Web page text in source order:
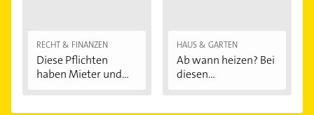
RECHT & FINANZEN
Diese Pflichten
haben Mieter und...
HAUS & GARTEN
Ab wann heizen? Bei
diesen